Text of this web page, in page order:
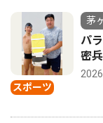
スポーツ
茅
パ
密